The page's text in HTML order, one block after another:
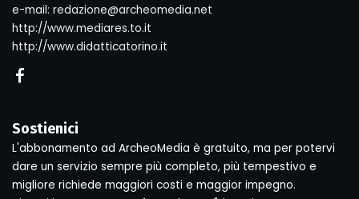
e-mail: redazione@archeomedia.net
http://www.mediares.to.it
http://www.didatticatorino.it
Sostienici
L'abbonamento ad ArcheoMedia è gratuito, ma per potervi
dare un servizio sempre più completo, più tempestivo e
migliore richiede maggiori costi e maggior impegno.